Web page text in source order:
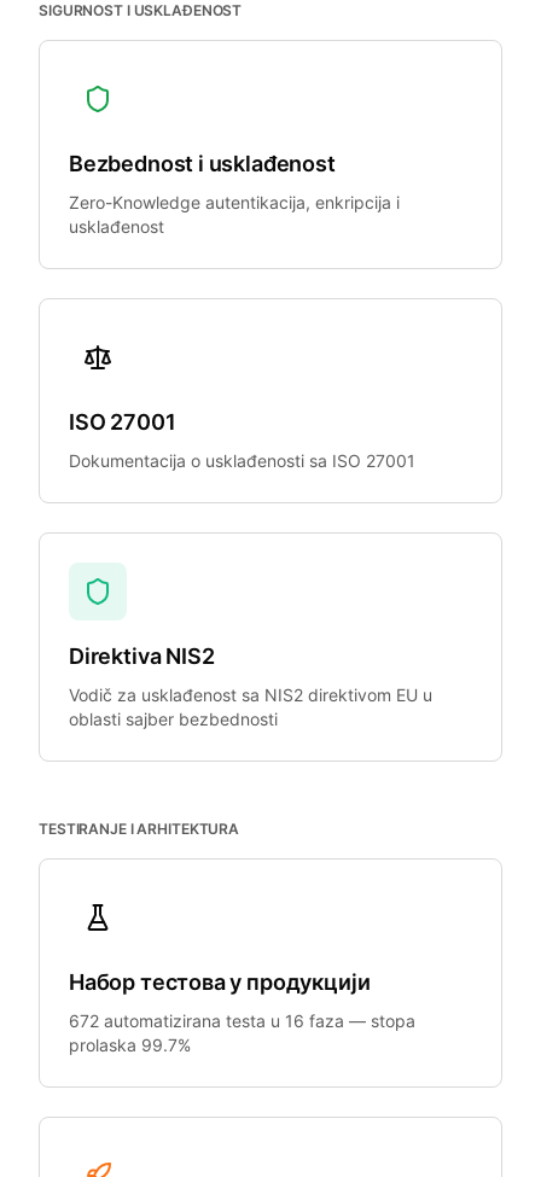
SIGURNOST I USKLAĐENOST
Bezbednost i usklađenost
Zero-Knowledge autentikacija, enkripcija i
usklađenost
ISO 27001
Dokumentacija o usklađenosti sa ISO 27001
Direktiva NIS2
Vodič za usklađenost sa NIS2 direktivom EU u
oblasti sajber bezbednosti
TESTIRANJE I ARHITEKTURA
Набор тестова у продукцији
672 automatizirana testa u 16 faza — stopa
prolaska 99.7%